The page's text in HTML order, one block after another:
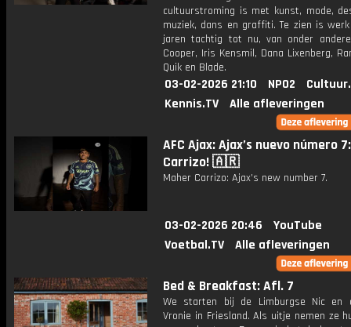
cultuurstroming is met kunst, mode,
muziek, dans en graffiti. Te zien is
jaren tachtig tot nu, van onder
Cooper, Iris Kensmil, Dana Lixenberg,
Quik en Blade.
03-02-2026 21:10 NPO2
Kennis.TV
Alle afleveringen
AFC Ajax: Ajax’s nuevo número
Carrizo! 🇦🇷
Maher Carrizo: Ajax’s new number 7.
03-02-2026 20:46
YouTube
Voetbal.TV
Alle afleveringen
Bed & Breakfast: Afl. 7
We starten bij de Limburgse Nic en
Vronie in Friesland. Als uitje nemen ze